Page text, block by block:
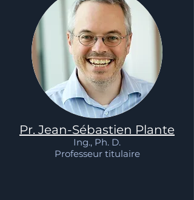
Pr. Jean-Sébastien Plante
Ing., Ph. D.
Professeur titulaire